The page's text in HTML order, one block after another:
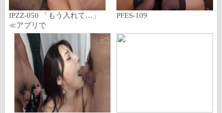
PFES-109
IPZZ-050 「もう入れて…」
≪アプリで